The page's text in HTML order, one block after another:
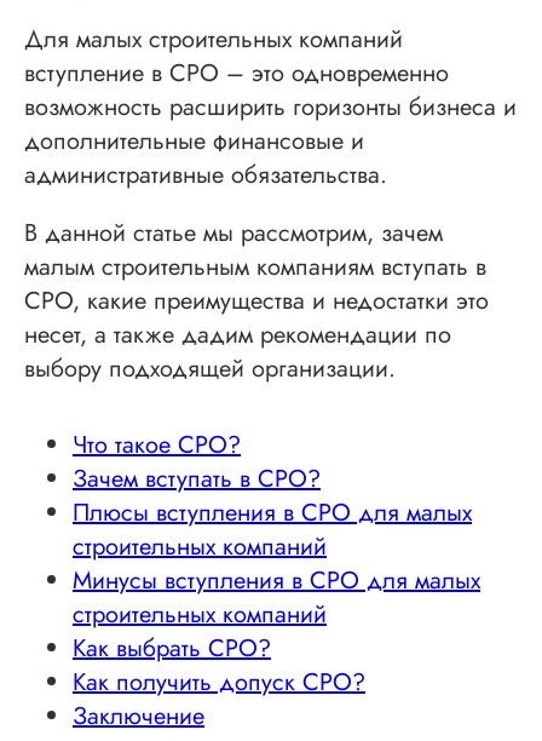
Для малых строительных компаний
вступление в СРО – это одновременно
возможность расширить горизонты бизнеса и
дополнительные финансовые и
административные обязательства.
В данной статье мы рассмотрим, зачем
малым строительным компаниям вступать в
СРО, какие преимущества и недостатки это
несет, а также дадим рекомендации по
выбору подходящей организации.
Что такое СРО?
Зачем вступать в СРО?
Плюсы вступления в СРО для малых
строительных компаний
Минусы вступления в СРО для малых
строительных компаний
Как выбрать СРО?
Как получить допуск СРО?
Заключение